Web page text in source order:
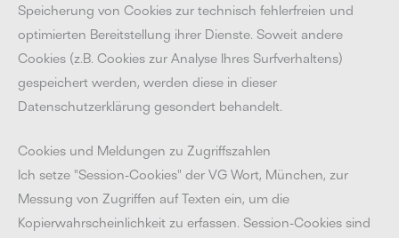
Speicherung von Cookies zur technisch fehlerfreien und
optimierten Bereitstellung ihrer Dienste. Soweit andere
Cookies (z.B. Cookies zur Analyse Ihres Surfverhaltens)
gespeichert werden, werden diese in dieser
Datenschutzerklärung gesondert behandelt.
Cookies und Meldungen zu Zugriffszahlen
Ich setze "Session-Cookies" der VG Wort, München, zur
Messung von Zugriffen auf Texten ein, um die
Kopierwahrscheinlichkeit zu erfassen. Session-Cookies sind